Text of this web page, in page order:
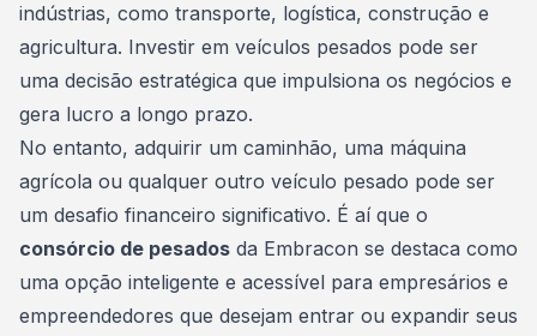
indústrias, como transporte, logística, construção e
agricultura. Investir em veículos pesados pode ser
uma decisão estratégica que impulsiona os negócios e
gera lucro a longo prazo.
No entanto, adquirir um caminhão, uma máquina
agrícola ou qualquer outro veículo pesado pode ser
um desafio financeiro significativo. É aí que o
consórcio de pesados da Embracon se destaca como
uma opção inteligente e acessível para empresários e
empreendedores que desejam entrar ou expandir seus